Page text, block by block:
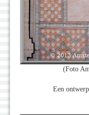
(Foto
Een